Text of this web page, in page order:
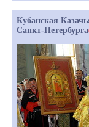
Кубанская
Санкт-Петербурга